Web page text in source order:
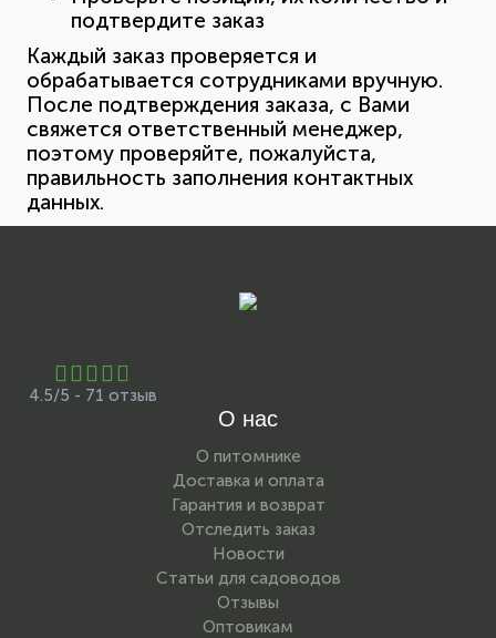
подтвердите заказ
Каждый заказ проверяется и
обрабатывается сотрудниками вручную.
После подтверждения заказа, с Вами
свяжется ответственный менеджер,
поэтому проверяйте, пожалуйста,
правильность заполнения контактных
данных.
4.5/5 - 71 отзыв
О нас
О питомнике
Доставка и оплата
Гарантия и возврат
Отследить заказ
Новости
Статьи для садоводов
Отзывы
Оптовикам